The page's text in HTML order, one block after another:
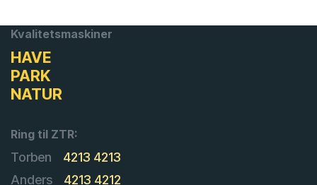
Kvalitetsmaskiner
HAVE
PARK
NATUR
Ring til ZTR:
Torben
4213 4213
Anders
4213 4212